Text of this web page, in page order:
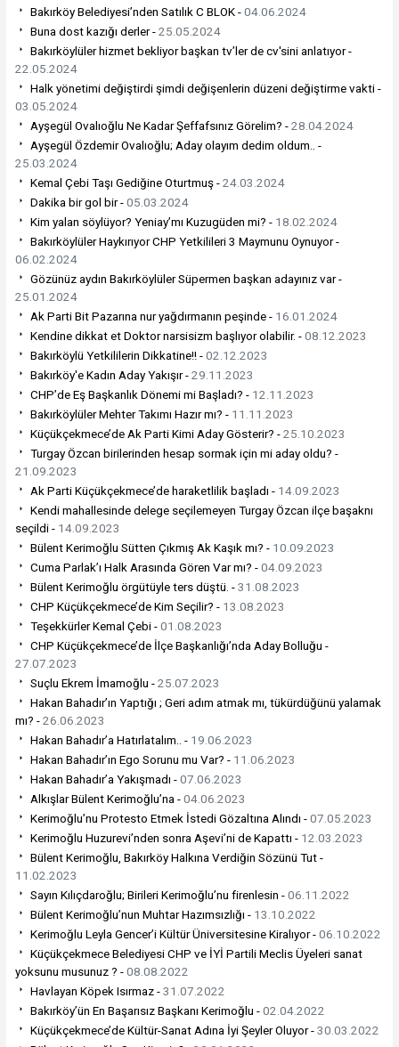
Bakırköy Belediyesi’nden Satılık C BLOK -04.06.2024
Buna dost kazığı derler -25.05.2024
Bakırköylüler hizmet bekliyor başkan tv’ler de cv'sini anlatıyor -
22.05.2024
Halk yönetimi değiştirdi şimdi değişenlerin düzeni değiştirme vakti -
03.05.2024
Ayşegül Ovalıoğlu Ne Kadar Şeffafsınız Görelim? -28.04.2024
Ayşegül Özdemir Ovalıoğlu; Aday olayım dedim oldum.. -
25.03.2024
Kemal Çebi Taşı Gediğine Oturtmuş -24.03.2024
Dakika bir gol bir -05.03.2024
Kim yalan söylüyor? Yeniay’mı Kuzugüden mi? - 18.02.2024
Bakırköylüler Haykırıyor CHP Yetkilileri 3 Maymunu Oynuyor -
06.02.2024
Gözünüz aydın Bakırköylüler Süpermen başkan adayınız var -
25.01.2024
Ak Parti Bit Pazarına nur yağdırmanın peşinde - 16.01.2024
Kendine dikkat et Doktor narsisizm başlıyor olabilir. -08.12.2023
Bakırköylü Yetkililerin Dikkatine!! -02.12.2023
Bakırköy'e Kadın Aday Yakışır -29.11.2023
CHP’de Eş Başkanlık Dönemi mi Başladı? - 12.11.2023
Bakırköylüler Mehter Takımı Hazır mı? - 11.11.2023
Küçükçekmece’de Ak Parti Kimi Aday Gösterir? -25.10.2023
Turgay Özcan birilerinden hesap sormak için mi aday oldu? -
21.09.2023
Ak Parti Küçükçekmece’de haraketlilik başladı - 14.09.2023
Kendi mahallesinde delege seçilemeyen Turgay Özcan ilçe başaknı
seçildi - 14.09.2023
Bülent Kerimoğlu Sütten Çıkmış Ak Kaşık mı? - 10.09.2023
Cuma Parlak’ı Halk Arasında Gören Var mı? -04.09.2023
Bülent Kerimoğlu örgütüyle ters düştü. -31.08.2023
CHP Küçükçekmece’de Kim Seçilir? - 13.08.2023
Teşekkürler Kemal Çebi -01.08.2023
CHP Küçükçekmece’de İlçe Başkanlığı’nda Aday Bolluğu -
27.07.2023
Suçlu Ekrem İmamoğlu -25.07.2023
Hakan Bahadır’ın Yaptığı ; Geri adım atmak mı, tükürdüğünü yalamak
mı? -26.06.2023
Hakan Bahadır’a Hatırlatalım.. - 19.06.2023
Hakan Bahadır’ın Ego Sorunu mu Var? - 11.06.2023
Hakan Bahadır’a Yakışmadı -07.06.2023
Alkışlar Bülent Kerimoğlu’na -04.06.2023
Kerimoğlu’nu Protesto Etmek İstedi Gözaltına Alındı -07.05.2023
Kerimoğlu Huzurevi’nden sonra Aşevi’ni de Kapattı - 12.03.2023
Bülent Kerimoğlu, Bakırköy Halkına Verdiğin Sözünü Tut -
11.02.2023
Sayın Kılıçdaroğlu; Birileri Kerimoğlu’nu firenlesin -06.11.2022
Bülent Kerimoğlu’nun Muhtar Hazımsızlığı - 13.10.2022
Kerimoğlu Leyla Gencer’i Kültür Üniversitesine Kiralıyor -06.10.2022
Küçükçekmece Belediyesi CHP ve İYİ Partili Meclis Üyeleri sanat
yoksunu musunuz ? -08.08.2022
Havlayan Köpek Isırmaz -31.07.2022
Bakırköy’ün En Başarısız Başkanı Kerimoğlu -02.04.2022
Küçükçekmece’de Kültür-Sanat Adına İyi Şeyler Oluyor -30.03.2022